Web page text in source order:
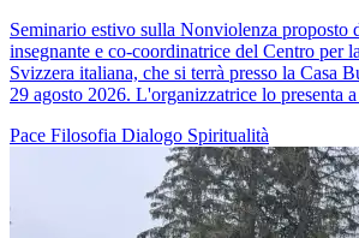
Seminario estivo sulla Nonviolenza proposto
insegnante e co-coordinatrice del Centro per
Svizzera italiana, che si terrà presso la Casa
29 agosto 2026. L'organizzatrice lo presenta
Pace Filosofia Dialogo Spiritualità